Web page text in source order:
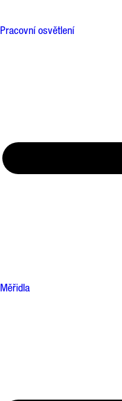
Pracovní osvětlení
Měřidla